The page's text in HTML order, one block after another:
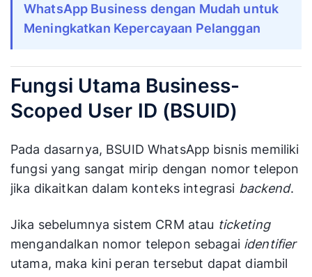
WhatsApp Business dengan Mudah untuk
Meningkatkan Kepercayaan Pelanggan
Fungsi Utama Business-
Scoped User ID (BSUID)
Pada dasarnya, BSUID WhatsApp bisnis memiliki
fungsi yang sangat mirip dengan nomor telepon
jika dikaitkan dalam konteks integrasi backend.
Jika sebelumnya sistem CRM atau ticketing
mengandalkan nomor telepon sebagai identifier
utama, maka kini peran tersebut dapat diambil